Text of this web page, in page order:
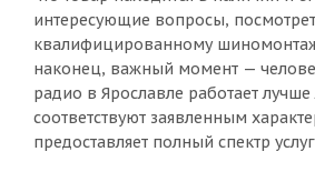
интересующие вопросы,
квалифицированному
наконец, важный момент —
радио в Ярославле работает
соответствуют заявленным
предоставляет полный спектр